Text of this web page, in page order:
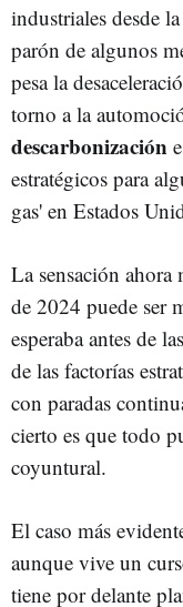
industriales desde
parón de algunos
pesa la
torno a la
descarbonización
estratégicos para
gas' en Estados
La sensación ahora
de 2024 puede ser
esperaba antes de
de las factorías
con paradas
cierto es que todo
coyuntural.
El caso más
aunque vive un
tiene por delante